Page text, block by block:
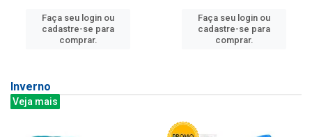
Faça seu login ou
cadastre-se para
comprar.
Faça seu login ou
cadastre-se para
comprar.
Inverno
Veja mais